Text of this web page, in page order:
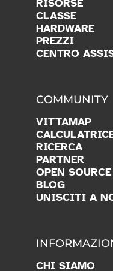
RISORSE
CLASSE
HARDWARE
PREZZI
CENTRO
COMMUNITY
VITTAMAP
RICERCA
PARTNER
OPEN SOURCE
BLOG
UNISCITI A
CHI SIAMO